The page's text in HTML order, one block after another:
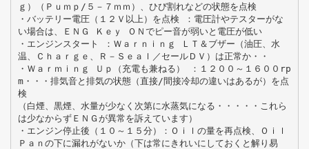
ｇ）（Ｐｕｍｐ/５－７ｍｍ）、ひび割れなどの状態を点検
・バッテリー電圧（１２Ｖ以上）を点検 ：電圧計やテスターがな
い場合は、ＥＮＧ Ｋｅｙ ＯＮでピー音が弱いと電圧が低い
・エンジンスタート ：Ｗａｒｎｉｎｇ ＬＴ＆ブザー（油圧、水
温、Ｃｈａｒｇｅ、Ｒ－Ｓｅａｌ／セールＤＶ）は正常か・・
・Ｗａｒｍｉｎｇ Ｕｐ（充電も兼ねる） ：１２００～１６００rp
m・・・排気音と排気の状態（直接/間接冷却の違いはあるが）を点
検
（白煙、黒煙、水量が少なく次第に水蒸気になる・・・・・これら
は少なからずＥＮＧが異常を訴えています）
・エンジン停止後（１０～１５分）：Ｏｉｌの量を再点検、Ｏｉｌ
Ｐａｎの下に漏れがないか（下は常にきれいにしておくと解り易